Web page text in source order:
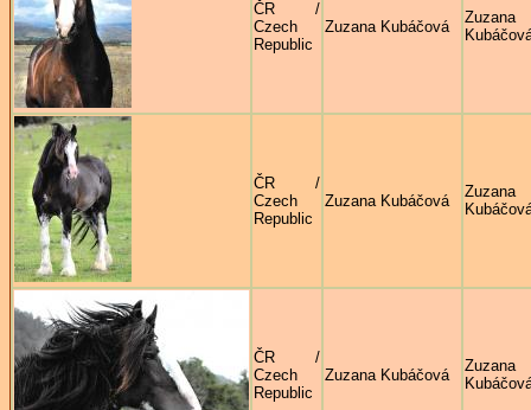
ČR /
Czech
Republic
Zuzana Kubáčová
Zuzana
ČR /
Czech
Republic
Zuzana Kubáčová
Zuzana
ČR /
Czech
Republic
Zuzana Kubáčová
Zuzana